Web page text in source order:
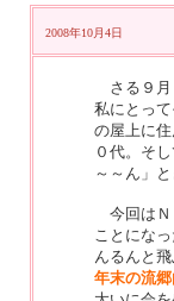
2008年10月4日
さる９月
私にとっ
の屋上に
０代。そ
～～ん」
今回はＮ
ことにな
んるんと
年末の流